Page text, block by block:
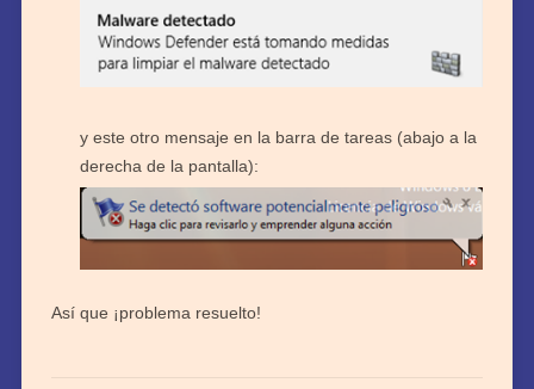
y este otro mensaje en la barra de tareas (abajo a la
derecha de la pantalla):
Así que ¡problema resuelto!